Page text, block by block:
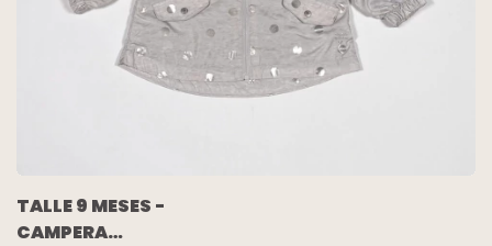
TALLE 9 MESES -
CAMPERA